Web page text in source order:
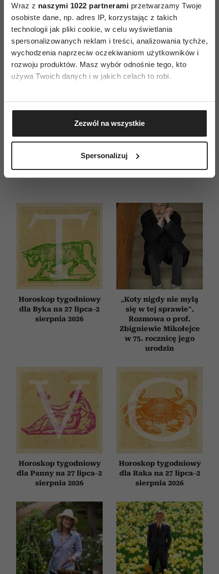
Wraz z naszymi 1022 partnerami przetwarzamy Twoje
osobiste dane, np. adres IP, korzystając z takich
technologii jak pliki cookie, w celu wyświetlania
spersonalizowanych reklam i treści, analizowania tychże,
wychodzenia naprzeciw oczekiwaniom użytkowników i
rozwoju produktów. Masz wybór odnośnie tego, kto
używa Twoich danych i w jakich celach to robi.
Jeśli wyrazisz na to zgodę, chcielibyśmy również:
Gromadzić dane dotyczące Twojej lokalizacji
geograficznej z dokładnością nawet do kilku metrów
Identyfikować Twoje urządzenie, aktywnie
(fingerprinting, czyli wirtualny odcisk palca)
zmienić lub wycofać swoją zgodę w dowolnej chwili.
Wykorzystujemy pliki cookie do spersonalizowania treści
i reklam, aby oferować funkcje społecznościowe i
analizować ruch w naszej witrynie. Informacje o tym, jak
korzystasz z naszej witryny, udostępniamy partnerom
społecznościowym, reklamowym i analitycznym.
Partnerzy mogą połączyć te informacje z innymi danymi
otrzymanymi od Ciebie lub uzyskanymi podczas
korzystania z ich usług.
Zezwól na wszystkie
Spersonalizuj
WYDANIE DRUKOWANE
Horoskop tygodniowy
dla Byka na 27 lipca–2
sierpnia 2026
„Koty nigdy nie mylą
się w tej sprawie”.
Rozmowa o prof.
Zbigniewie Mikołejce
w 75. rocznicę jego
urodzin
Horoskop tygodniowy
dla Panny na 27 lipca–2
sierpnia 2026
Horoskop tygodniowy
dla Raka na 27 lipca–2
sierpnia 2026